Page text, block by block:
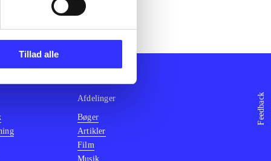
Tillad alle
Feedback
Afdelinger
Bøger
Artikler
Film
Musik